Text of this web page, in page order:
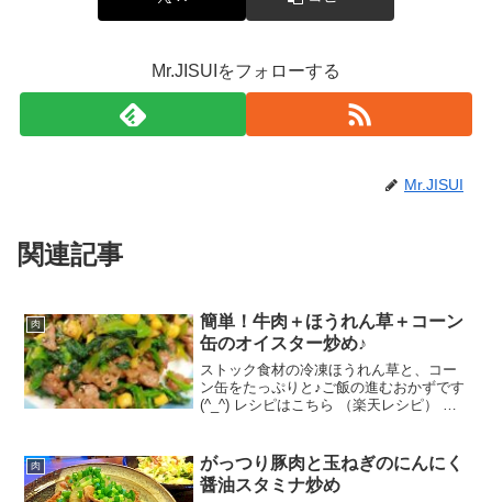
Mr.JISUIをフォローする
Mr.JISUI
関連記事
肉
簡単！牛肉＋ほうれん草＋コーン
缶のオイスター炒め♪
ストック食材の冷凍ほうれん草と、コー
ン缶をたっぷりと♪ご飯の進むおかずです
(^_^) レシピはこちら （楽天レシピ） 約
うれん草コーン缶▲オイスターソース
▲...
肉
がっつり豚肉と玉ねぎのにんにく
醤油スタミナ炒め